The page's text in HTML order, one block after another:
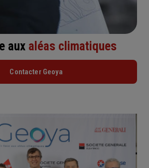
aux aléas climatiques
Contacter Geoya